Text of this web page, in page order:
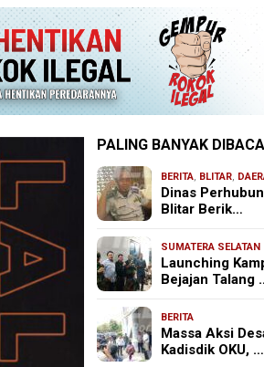
PALING BANYAK DIBACA
BERITA, BLITAR,
Dinas
Blitar Berik…
SUMATERA SELATAN
Launching
Bejajan Talang
BERITA
Massa Aksi
Kadisdik OKU, …